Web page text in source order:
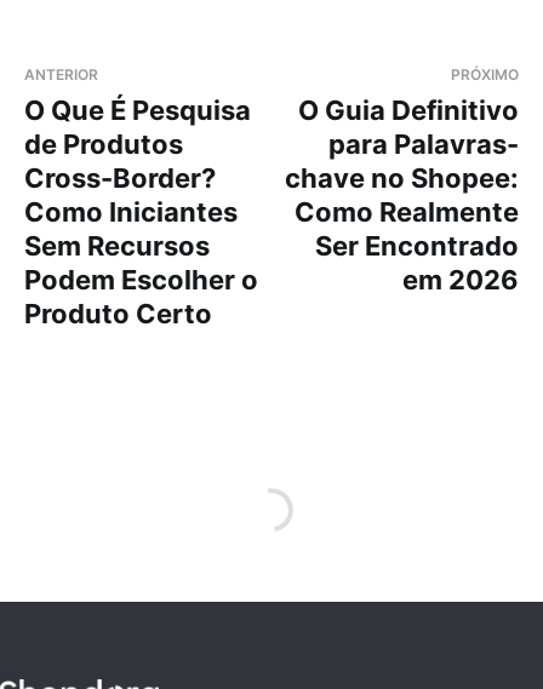
ANTERIOR
O Que É Pesquisa
de Produtos
Cross-Border?
Como Iniciantes
Sem Recursos
Podem Escolher o
Produto Certo
PRÓXIMO
O Guia Definitivo
para Palavras-
chave no Shopee:
Como Realmente
Ser Encontrado
em 2026